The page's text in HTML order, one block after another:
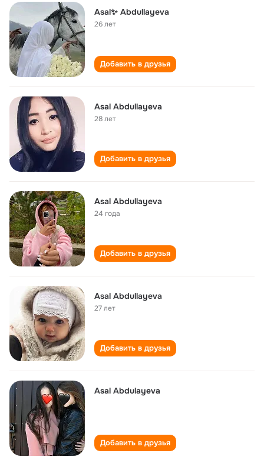
Asal✨ Abdullayeva
26 лет
Добавить в друзья
Asal Abdullayeva
28 лет
Добавить в друзья
Asal Abdullayeva
24 года
Добавить в друзья
Asal Abdullayeva
27 лет
Добавить в друзья
Asal Abdulayeva
Добавить в друзья